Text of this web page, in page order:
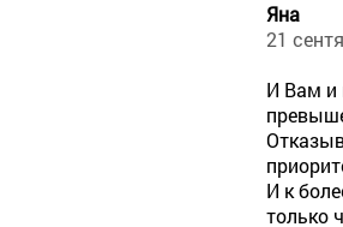
Яна
21
И Вам и
И к
только